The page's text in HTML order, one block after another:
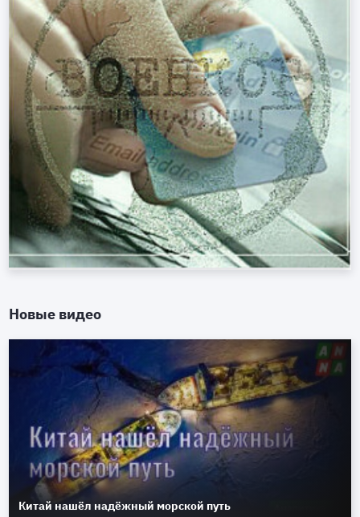
Новые видео
Китай нашёл надёжный морской путь